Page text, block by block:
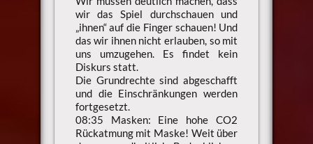
wir das Spiel durchschauen und
„ihnen“ auf die Finger schauen! Und
das wir ihnen nicht erlauben, so mit
uns umzugehen. Es findet kein
Diskurs statt.
Die Grundrechte sind abgeschafft
und die Einschränkungen werden
fortgesetzt.
08:35 Masken: Eine hohe CO2
Rückatmung mit Maske! Weit über